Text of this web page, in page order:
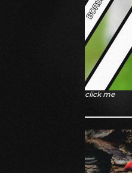
click me